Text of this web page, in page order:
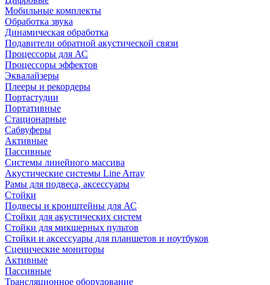
Мобильные комплекты
Обработка звука
Динамическая обработка
Подавители обратной акустической связи
Процессоры для АС
Процессоры эффектов
Эквалайзеры
Плееры и рекордеры
Портастудии
Портативные
Стационарные
Сабвуферы
Активные
Пассивные
Системы линейного массива
Акустические системы Line Array
Рамы для подвеса, аксессуары
Стойки
Подвесы и кронштейны для АС
Стойки для акустических систем
Стойки для микшерных пультов
Стойки и аксессуары для планшетов и ноутбуков
Сценические мониторы
Активные
Пассивные
Трансляционное оборудование